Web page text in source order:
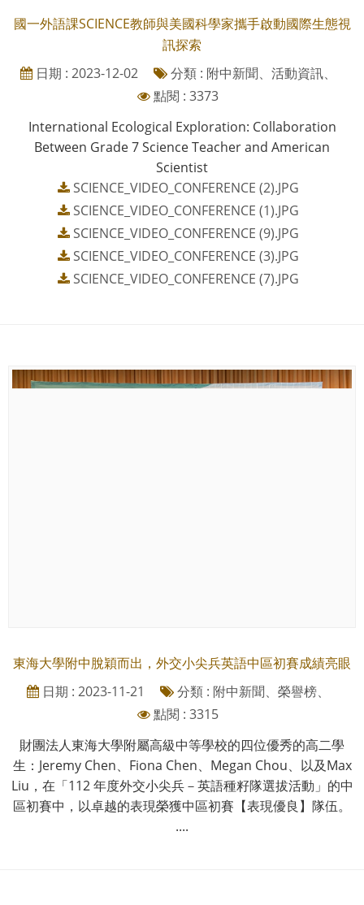
國一外語課SCIENCE教師與美國科學家攜手啟動國際生態視
訊探索
日期 : 2023-12-02
分類 : 附中新聞、活動資訊、
點閱 : 3373
International Ecological Exploration: Collaboration
Between Grade 7 Science Teacher and American
Scientist
SCIENCE_VIDEO_CONFERENCE (2).JPG
SCIENCE_VIDEO_CONFERENCE (1).JPG
SCIENCE_VIDEO_CONFERENCE (9).JPG
SCIENCE_VIDEO_CONFERENCE (3).JPG
SCIENCE_VIDEO_CONFERENCE (7).JPG
東海大學附中脫穎而出，外交小尖兵英語中區初賽成績亮眼
日期 : 2023-11-21
分類 : 附中新聞、榮譽榜、
點閱 : 3315
財團法人東海大學附屬高級中等學校的四位優秀的高二學
生：Jeremy Chen、Fiona Chen、Megan Chou、以及Max
Liu，在「112 年度外交小尖兵－英語種籽隊選拔活動」的中
區初賽中，以卓越的表現榮獲​​中區初賽【表現優良】隊伍。
....